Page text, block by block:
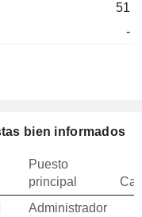
51
-
bien informados
Puesto
principal
Administrador